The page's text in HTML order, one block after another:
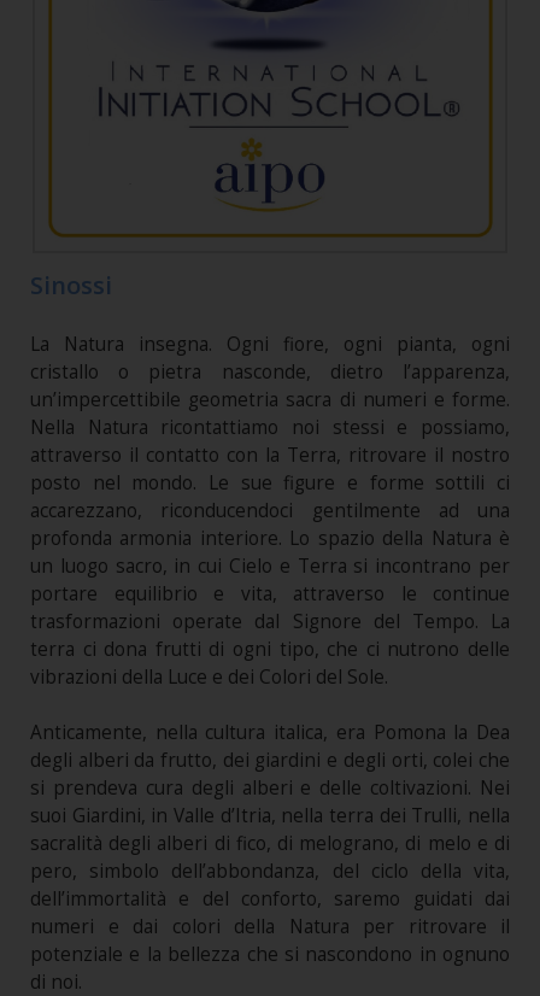
Sinossi
La Natura insegna. Ogni fiore, ogni pianta, ogni
cristallo o pietra nasconde, dietro l’apparenza,
un’impercettibile geometria sacra di numeri e forme.
Nella Natura ricontattiamo noi stessi e possiamo,
attraverso il contatto con la Terra, ritrovare il nostro
posto nel mondo. Le sue figure e forme sottili ci
accarezzano, riconducendoci gentilmente ad una
profonda armonia interiore. Lo spazio della Natura è
un luogo sacro, in cui Cielo e Terra si incontrano per
portare equilibrio e vita, attraverso le continue
trasformazioni operate dal Signore del Tempo. La
terra ci dona frutti di ogni tipo, che ci nutrono delle
vibrazioni della Luce e dei Colori del Sole.
Anticamente, nella cultura italica, era Pomona la Dea
degli alberi da frutto, dei giardini e degli orti, colei che
si prendeva cura degli alberi e delle coltivazioni. Nei
suoi Giardini, in Valle d’Itria, nella terra dei Trulli, nella
sacralità degli alberi di fico, di melograno, di melo e di
pero, simbolo dell’abbondanza, del ciclo della vita,
dell’immortalità e del conforto, saremo guidati dai
numeri e dai colori della Natura per ritrovare il
potenziale e la bellezza che si nascondono in ognuno
di noi.